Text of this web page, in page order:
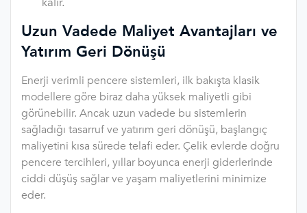
Uzun Vadede Maliyet Avantajları ve
Yatırım Geri Dönüşü
Enerji verimli pencere sistemleri, ilk bakışta klasik
modellere göre biraz daha yüksek maliyetli gibi
görünebilir. Ancak uzun vadede bu sistemlerin
sağladığı tasarruf ve yatırım geri dönüşü, başlangıç
maliyetini kısa sürede telafi eder. Çelik evlerde doğru
pencere tercihleri, yıllar boyunca enerji giderlerinde
ciddi düşüş sağlar ve yaşam maliyetlerini minimize
eder.